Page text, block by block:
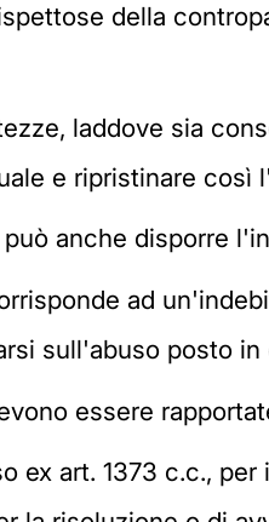
della
laddove sia
e ripristinare così
anche disporre
ad
sull'abuso posto in
essere
ex art. 1373 c.c.,